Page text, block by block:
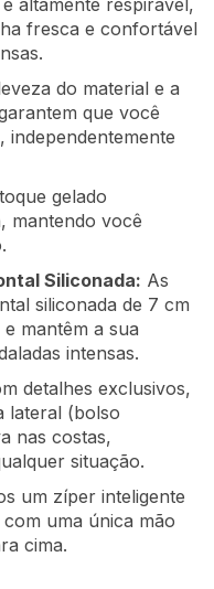
altamente respirável,
fresca e confortável
do material e a
que você
independentemente
gelado
mantendo você
Siliconada: As
siliconada de 7 cm
mantêm a sua
intensas.
detalhes exclusivos,
lateral (bolso
nas costas,
situação.
um zíper inteligente
uma única mão
cima.